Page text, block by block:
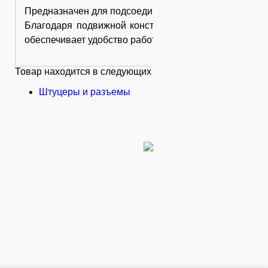
Предназначен для подсоединения воздушного
Благодаря подвижной конструкции не допускает
обеспечивает удобство работы.
Товар находится в следующих категориях:
Штуцеры и разъемы